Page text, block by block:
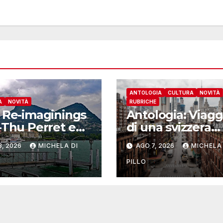
NOVITÀ
Re-imaginings
Perret e
2026 MICHELA DI
ANTOLOGIA CULTURA
NOVITÀ
RUBRICHE
Antologia:
di una svizzera
intorno al
Yosemite
AGO 7, 2026
PILLO